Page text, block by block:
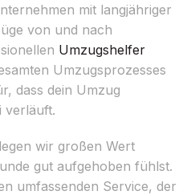
mit langjähriger
von und nach
Umzugshelfer
Umzugsprozesses
dass dein Umzug
verläuft.
wir großen Wert
gut aufgehoben fühlst.
umfassenden Service, der